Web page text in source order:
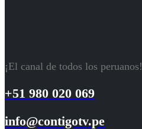
¡El canal de todos los peruanos!
+51 980 020 069
info@contigotv.pe